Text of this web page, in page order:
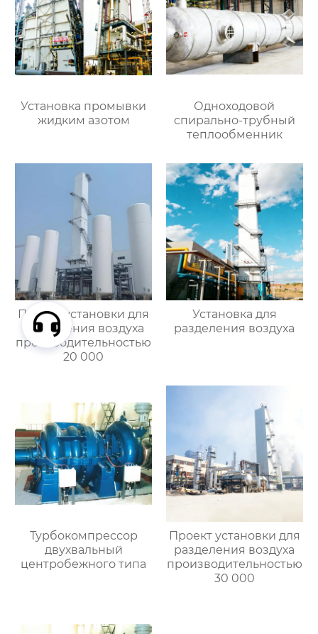
Установка промывки
жидким азотом
Одноходовой
спирально-трубный
теплообменник
Проект установки для
разделения воздуха
производительностью
20 000
Установка для
разделения воздуха
Турбокомпрессор
двухвальный
центробежного типа
Проект установки для
разделения воздуха
производительностью
30 000